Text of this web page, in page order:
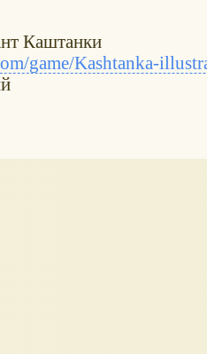
Каштанки
game/Kashtanka-